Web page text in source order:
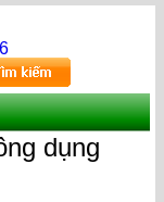
dụng